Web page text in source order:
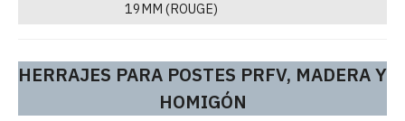
19MM (ROUGE)
HERRAJES PARA POSTES PRFV, MADERA Y
HOMIGÓN